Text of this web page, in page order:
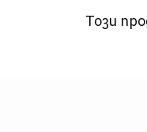
Този